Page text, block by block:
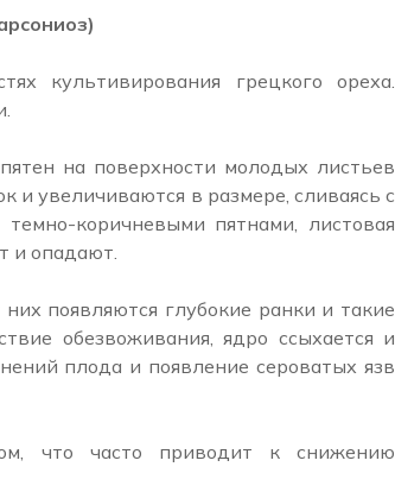
культивирования грецкого ореха.
на поверхности молодых листьев
и увеличиваются в размере, сливаясь с
коричневыми пятнами, листовая
и опадают.
появляются глубокие ранки и такие
обезвоживания, ядро ссыхается и
плода и появление сероватых язв
что часто приводит к снижению